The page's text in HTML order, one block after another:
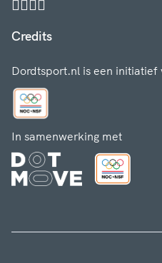
Credits
Dordtsport.nl is een initiatief
In samenwerking met